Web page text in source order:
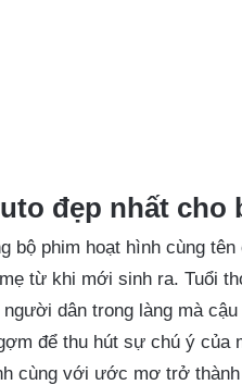
đẹp nhất cho
bộ phim hoạt hình cùng
từ khi mới sinh ra. Tuổi
dân trong làng mà
để thu hút sự chú ý
cùng với ước mơ trở